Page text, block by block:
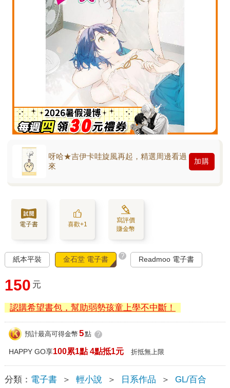
呀哈★吉伊卡哇旋風再起，精選周邊看過
來
加購
電子書 喜歡+1
寫評價
賺金幣
紙本平裝 金石堂 電子書 ? Readmoo 電子書
150 元
認購希望書包，幫助弱勢孩童上學不中斷！
預計最高可得金幣 5點 ?
HAPPY GO享100累1點 4點抵1元 折抵無上限
分類： 電子書 ＞ 輕小說 ＞ 日系作品 ＞ GL/百合